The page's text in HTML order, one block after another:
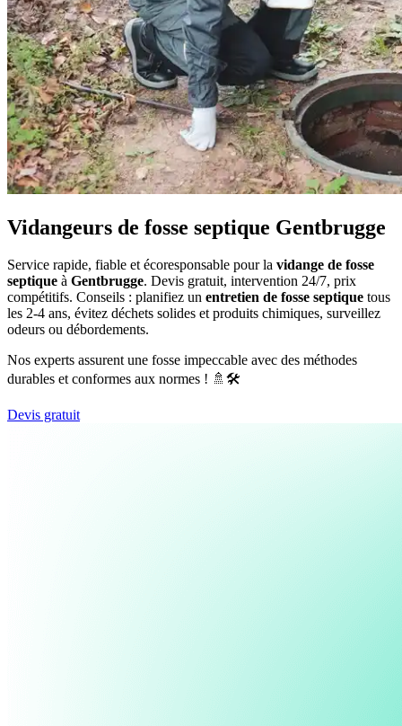
Vidangeurs de fosse septique Gentbrugge
Service rapide, fiable et écoresponsable pour la vidange de fosse
septique à Gentbrugge. Devis gratuit, intervention 24/7, prix
compétitifs. Conseils : planifiez un entretien de fosse septique tous
les 2-4 ans, évitez déchets solides et produits chimiques, surveillez
odeurs ou débordements.
Nos experts assurent une fosse impeccable avec des méthodes
durables et conformes aux normes ! 🚿🛠️
Devis gratuit